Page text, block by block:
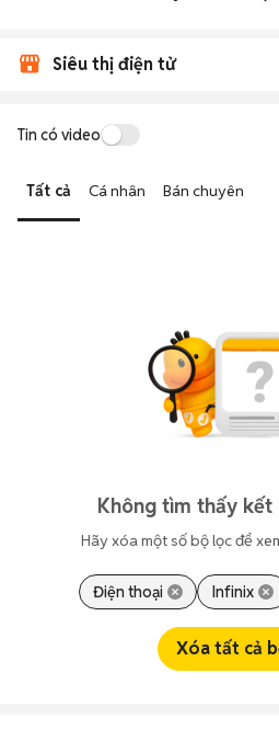
Siêu thị điện tử
Tin có video
Tất cả Cá nhân Bán chuyên
Không tìm thấy kết
Hãy xóa một số bộ lọc để
Điện thoại Infinix
Xóa tất cả